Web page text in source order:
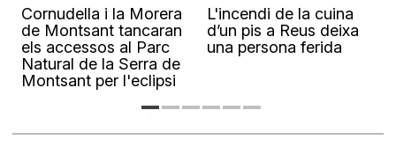
Cornudella i la Morera
de Montsant tancaran
els accessos al Parc
Natural de la Serra de
Montsant per l'eclipsi
L'incendi de la cuina
d’un pis a Reus deixa
una persona ferida